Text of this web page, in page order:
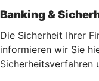
Banking &
Die Sicherheit Ihrer
informieren wir Sie
Sicherheitsverfahren